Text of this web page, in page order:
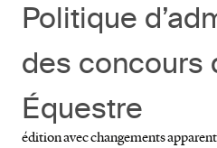
Politique
des concours
Équestre
édition avec changements